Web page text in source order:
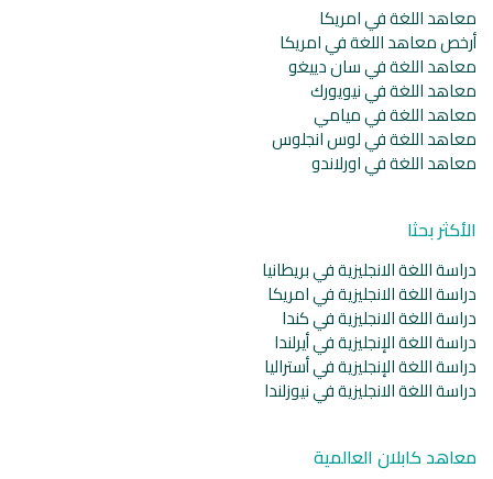
معاهد اللغة في امريكا
أرخص معاهد اللغة في امريكا
معاهد اللغة في سان دييغو
معاهد اللغة في نيويورك
معاهد اللغة في ميامي
معاهد اللغة في لوس انجلوس
معاهد اللغة في اورلاندو
الأكثر بحثا
دراسة اللغة الانجليزية في بريطانيا
دراسة اللغة الانجليزية في امريكا
دراسة اللغة الانجليزية في كندا
دراسة اللغة الإنجليزية في أيرلندا
دراسة اللغة الإنجليزية في أستراليا
دراسة اللغة الانجليزية في نيوزلندا
معاهد كابلان العالمية